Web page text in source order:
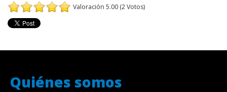
Valoración 5.00 (2 Votos)
Quiénes somos